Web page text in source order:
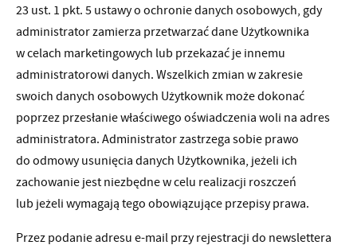
23 ust. 1 pkt. 5 ustawy o ochronie danych osobowych, gdy
administrator zamierza przetwarzać dane Użytkownika
w celach marketingowych lub przekazać je innemu
administratorowi danych. Wszelkich zmian w zakresie
swoich danych osobowych Użytkownik może dokonać
poprzez przesłanie właściwego oświadczenia woli na adres
administratora. Administrator zastrzega sobie prawo
do odmowy usunięcia danych Użytkownika, jeżeli ich
zachowanie jest niezbędne w celu realizacji roszczeń
lub jeżeli wymagają tego obowiązujące przepisy prawa.
Przez podanie adresu e-mail przy rejestracji do newslettera